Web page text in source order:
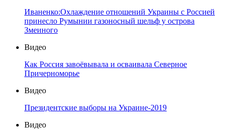
Иваненко:Охлаждение отношений Украины с Россией
принесло Румынии газоносный шельф у острова
Змеиного
Видео
Как Россия завоёвывала и осваивала Северное
Причерноморье
Видео
Президентские выборы на Украине-2019
Видео